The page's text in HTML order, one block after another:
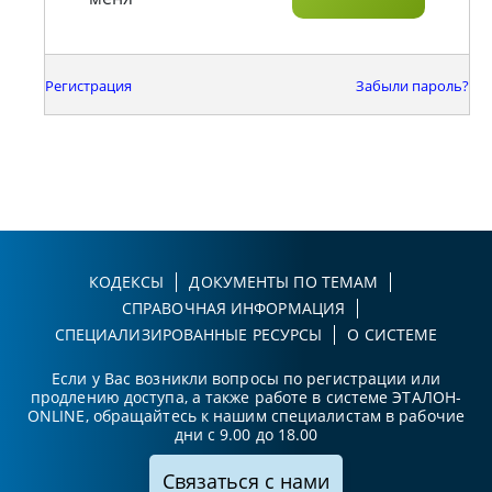
Регистрация Забыли пароль?
КОДЕКСЫ
ДОКУМЕНТЫ ПО ТЕМАМ
СПРАВОЧНАЯ ИНФОРМАЦИЯ
СПЕЦИАЛИЗИРОВАННЫЕ РЕСУРСЫ
О СИСТЕМЕ
Если у Вас возникли вопросы по регистрации или
продлению доступа, а также работе в системе ЭТАЛОН-
ONLINE, обращайтесь к нашим специалистам в рабочие
дни с 9.00 до 18.00
Связаться с нами